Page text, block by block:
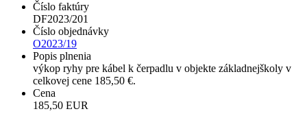
Číslo faktúry
DF2023/201
Číslo objednávky
O2023/19
Popis plnenia
výkop ryhy pre kábel k čerpadlu v objekte základnejškoly v
celkovej cene 185,50 €.
Cena
185,50 EUR